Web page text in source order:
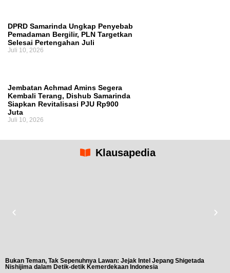
DPRD Samarinda Ungkap Penyebab
Pemadaman Bergilir, PLN Targetkan
Selesai Pertengahan Juli
Juli 10, 2026
Jembatan Achmad Amins Segera
Kembali Terang, Dishub Samarinda
Siapkan Revitalisasi PJU Rp900
Juta
Juli 10, 2026
Klausapedia
Bukan Teman, Tak Sepenuhnya Lawan: Jejak Intel Jepang Shigetada
Nishijima dalam Detik-detik Kemerdekaan Indonesia